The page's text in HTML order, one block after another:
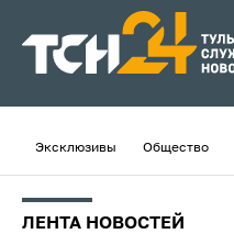
Эксклюзивы Общество
ЛЕНТА НОВОСТЕЙ